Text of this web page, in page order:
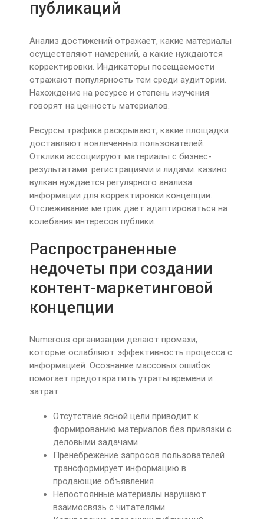
публикаций
Анализ достижений отражает, какие материалы
осуществляют намерений, а какие нуждаются
корректировки. Индикаторы посещаемости
отражают популярность тем среди аудитории.
Нахождение на ресурсе и степень изучения
говорят на ценность материалов.
Ресурсы трафика раскрывают, какие площадки
доставляют вовлеченных пользователей.
Отклики ассоциируют материалы с бизнес-
результатами: регистрациями и лидами. казино
вулкан нуждается регулярного анализа
информации для корректировки концепции.
Отслеживание метрик дает адаптироваться на
колебания интересов публики.
Распространенные
недочеты при создании
контент-маркетинговой
концепции
Numerous организации делают промахи,
которые ослабляют эффективность процесса с
информацией. Осознание массовых ошибок
помогает предотвратить утраты времени и
затрат.
Отсутствие ясной цели приводит к
формированию материалов без привязки с
деловыми задачами
Пренебрежение запросов пользователей
трансформирует информацию в
продающие объявления
Непостоянные материалы нарушают
взаимосвязь с читателями